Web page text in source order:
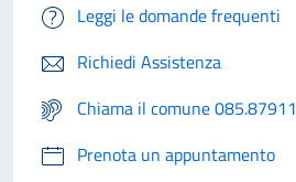
Leggi le domande frequenti
Richiedi Assistenza
Chiama il comune 085.87911
Prenota un appuntamento